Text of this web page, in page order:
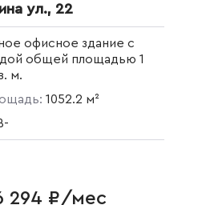
ул., 22
офисное здание с
общей площадью 1
м.
1052.2 м²
294 ₽/мес